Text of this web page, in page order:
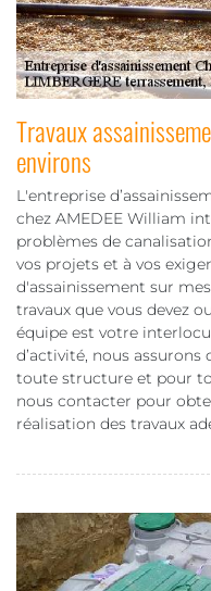
Travaux
environs
L'entreprise
chez AMEDEE William
problèmes de
vos projets et à vos
d'assainissement sur
travaux que vous devez
équipe est votre
d’activité, nous assurons
toute structure et pour
nous contacter pour
réalisation des travaux